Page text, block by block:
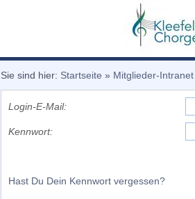
Sie sind hier: Startseite » Mitglieder-Intranet
Login-E-Mail:
Kennwort:
Hast Du Dein Kennwort vergessen?